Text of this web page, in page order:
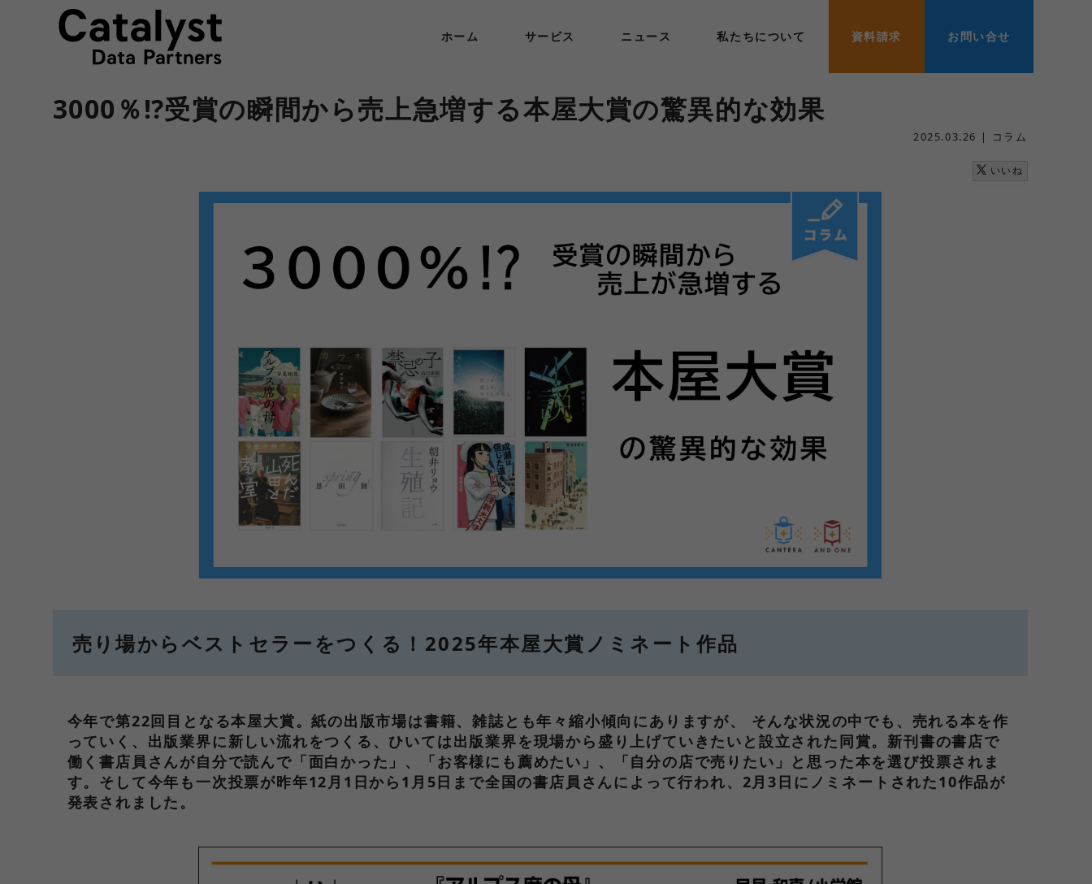
ホーム サービス ニュース 私たちについて 資料請求 お問い合せ
3000％⁉受賞の瞬間から売上急増する本屋大賞の驚異的な効果
2025.03.26 コラム
いいね
売り場からベストセラーをつくる！2025年本屋大賞ノミネート作品
今年で第22回目となる本屋大賞。紙の出版市場は書籍、雑誌とも年々縮小傾向にありますが、 そんな状況の中でも、売れる本を作
っていく、出版業界に新しい流れをつくる、ひいては出版業界を現場から盛り上げていきたいと設立された同賞。新刊書の書店で
働く書店員さんが自分で読んで「面白かった」、「お客様にも薦めたい」、「自分の店で売りたい」と思った本を選び投票されま
す。そして今年も一次投票が昨年12月1日から1月5日まで全国の書店員さんによって行われ、2月3日にノミネートされた10作品が
発表されました。